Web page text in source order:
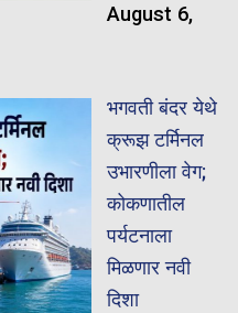
August 6,
भगवती बंदर येथे
क्रूझ टर्मिनल
उभारणीला वेग;
कोकणातील
पर्यटनाला
मिळणार नवी
दिशा